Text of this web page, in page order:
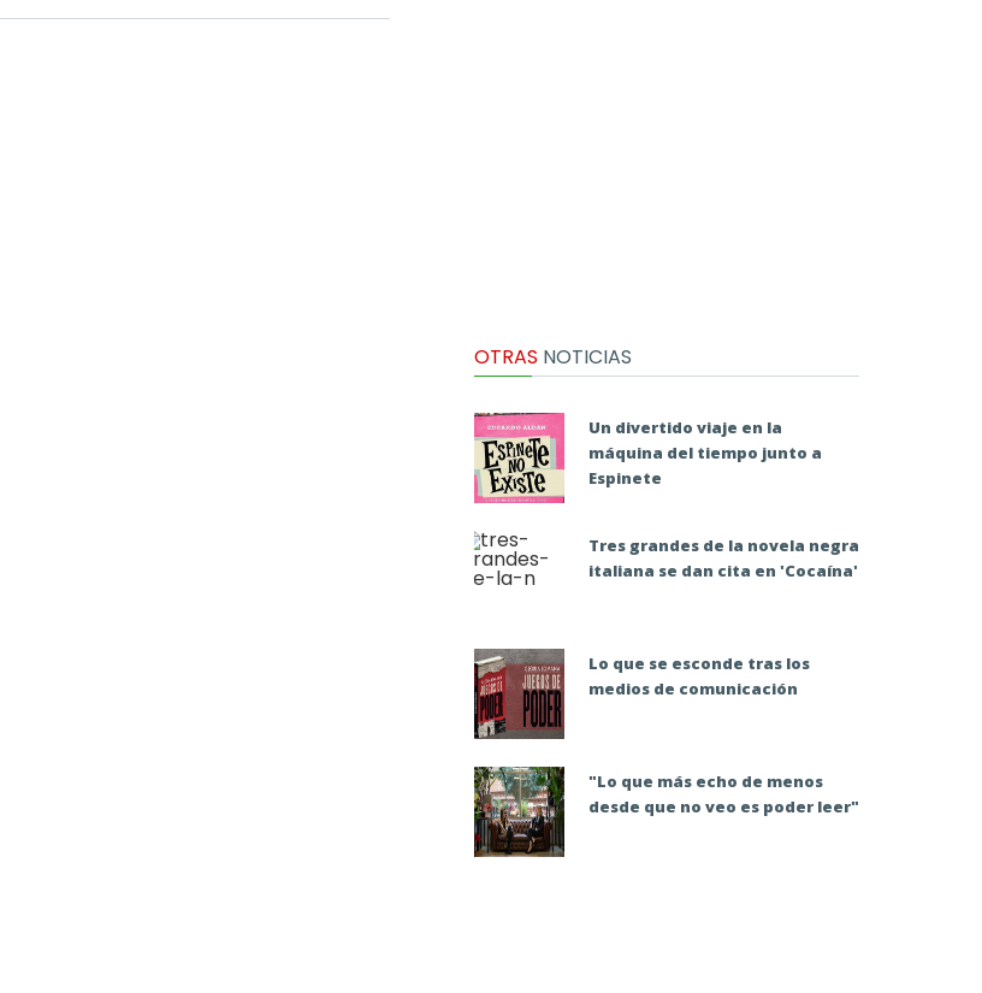
OTRAS NOTICIAS
Un divertido viaje en la
máquina del tiempo junto a
Espinete
Tres grandes de la novela negra
italiana se dan cita en 'Cocaína'
Lo que se esconde tras los
medios de comunicación
"Lo que más echo de menos
desde que no veo es poder leer"